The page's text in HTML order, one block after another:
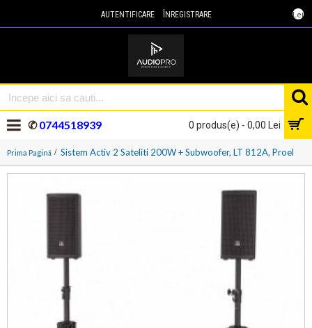
Lei
AUTENTIFICARE ÎNREGISTRARE
0 produs(e) - 0,00 Lei
✆0744518939
Prima Pagină Sistem Activ 2 Sateliti 200W + Subwoofer, LT 812A, Proel